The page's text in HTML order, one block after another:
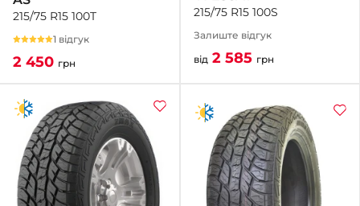
215/75 R15 100T
1 відгук
2 450 грн
215/75 R15 100S
Залиште відгук
від 2 585 грн